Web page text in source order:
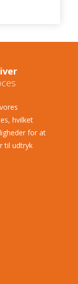
hvilket
for at
til udtryk